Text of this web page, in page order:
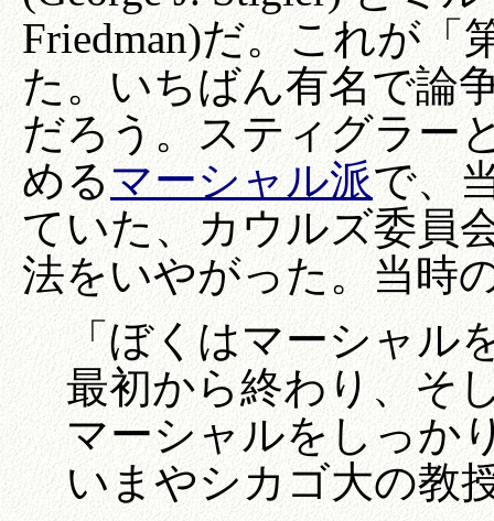
Friedman)だ。これが「
た。いちばん有名で論
だろう。スティグラー
めるマーシャル派で、
ていた、カウルズ委員
法をいやがった。当時
「ぼくはマーシャル
最初から終わり、そ
マーシャルをしっか
いまやシカゴ大の教